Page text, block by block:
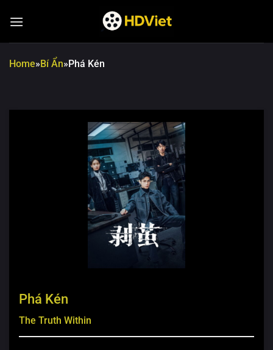
đến
Home»Bí Ẩn»Phá Kén
Phá Kén
The Truth Within